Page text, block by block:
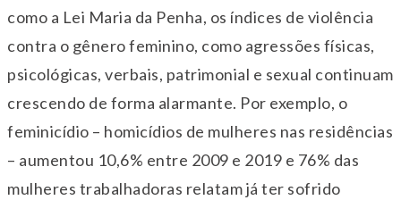
como a Lei Maria da Penha, os índices de violência
contra o gênero feminino, como agressões físicas,
psicológicas, verbais, patrimonial e sexual continuam
crescendo de forma alarmante. Por exemplo, o
feminicídio – homicídios de mulheres nas residências
– aumentou 10,6% entre 2009 e 2019 e 76% das
mulheres trabalhadoras relatam já ter sofrido